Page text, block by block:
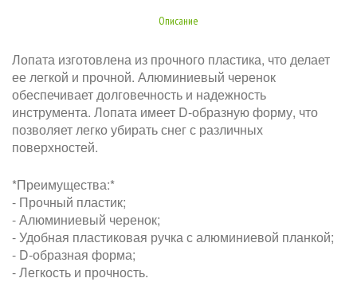
Описание
Лопата изготовлена из прочного пластика, что делает
ее легкой и прочной. Алюминиевый черенок
обеспечивает долговечность и надежность
инструмента. Лопата имеет D-образную форму, что
позволяет легко убирать снег с различных
поверхностей.
*Преимущества:*
- Прочный пластик;
- Алюминиевый черенок;
- Удобная пластиковая ручка с алюминиевой планкой;
- D-образная форма;
- Легкость и прочность.